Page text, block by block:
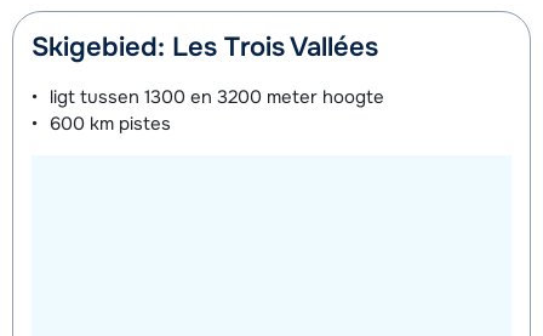
Skigebied: Les Trois Vallées
ligt tussen 1300 en 3200 meter hoogte
600 km pistes